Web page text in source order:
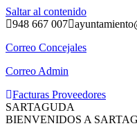
Saltar al contenido
948 667 007
Correo Concejales
Correo Admin
Facturas Proveedores
SARTAGUDA
BIENVENIDOS A